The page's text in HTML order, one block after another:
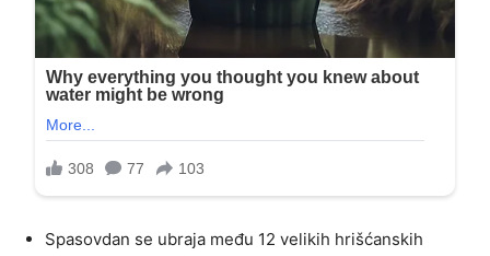
Spasovdan se ubraja među 12 velikih hrišćanskih